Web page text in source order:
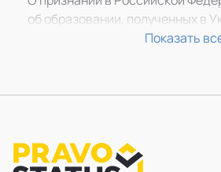
Ирака, Сирии
Оформить гражданство РФ
Оформить гражданство РФ
об образовании, полученных в
Правовой анализ документов
Показать